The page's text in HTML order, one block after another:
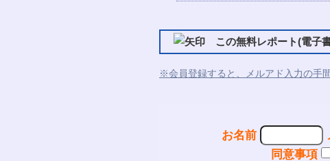
この無料レポート(電子
※会員登録すると、メルアド入力の手
お名前
同意事項